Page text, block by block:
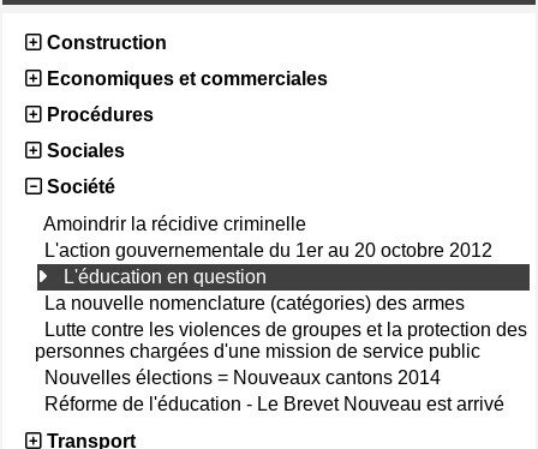
Construction
Economiques et commerciales
Procédures
Sociales
Société
Amoindrir la récidive criminelle
L'action gouvernementale du 1er au 20 octobre 2012
L'éducation en question
La nouvelle nomenclature (catégories) des armes
Lutte contre les violences de groupes et la protection des
personnes chargées d'une mission de service public
Nouvelles élections = Nouveaux cantons 2014
Réforme de l'éducation - Le Brevet Nouveau est arrivé
Transport